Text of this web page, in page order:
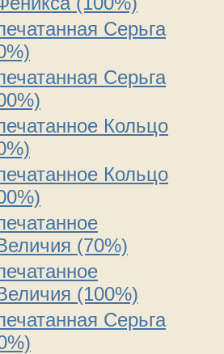
Серьга
Серьга
Кольцо
Кольцо
(70%)
(100%)
Серьга